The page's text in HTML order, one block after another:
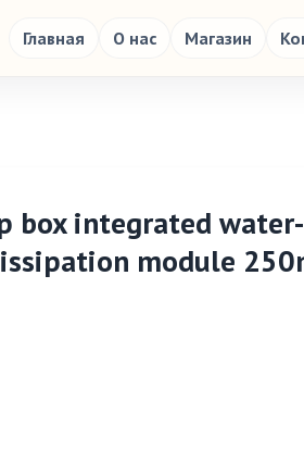
Главная О нас Магазин
box integrated water-
module